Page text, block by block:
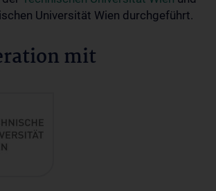
Universität Wien durchgeführt.
mit